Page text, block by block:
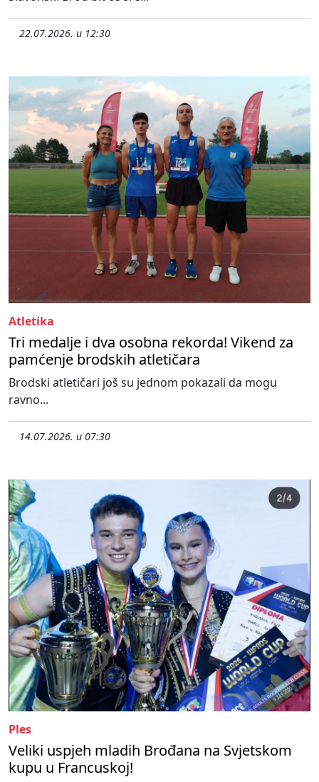
22.07.2026. u 12:30
Atletika
Tri medalje i dva osobna rekorda! Vikend za
pamćenje brodskih atletičara
Brodski atletičari još su jednom pokazali da mogu
ravno...
14.07.2026. u 07:30
Ples
Veliki uspjeh mladih Brođana na Svjetskom
kupu u Francuskoj!